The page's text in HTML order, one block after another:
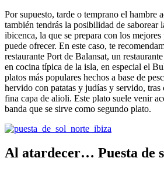
Por supuesto, tarde o temprano el hambre
también tendrás la posibilidad de saborear
ibicenca, la que se prepara con los
puede ofrecer. En este caso, te
restaurante Port de Balansat, un
en cocina típica de la isla, en especial el
platos más populares hechos a base de
hervido con patatas y judías y servido, tras
fina capa de alioli. Este plato suele venir
banda que se sirve como segundo plato.
Al atardecer… Puesta de